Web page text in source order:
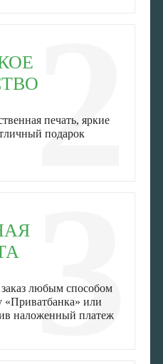
2
печать, яркие
подарок
3
любым способом
«Приватбанка» или
наложенный платеж